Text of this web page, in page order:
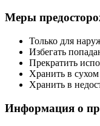
Меры
Только для
Избегать
Прекратить
Хранить в
Хранить в
Информация о